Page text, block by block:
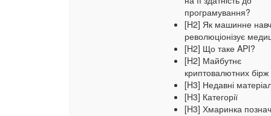
програмування?
[H2] Як машинне
революціонізує
[H2] Що таке API?
[H2] Майбутнє
криптовалютних бірж
[H3] Недавні
[H3] Категорії
[H3] Хмаринка